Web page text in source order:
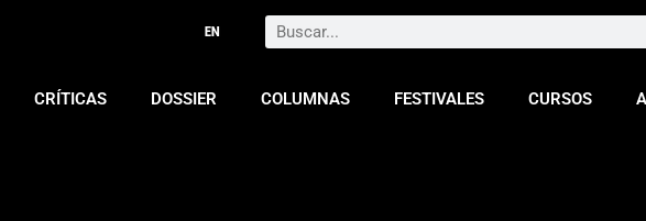
Search
CRÍTICAS DOSSIER COLUMNAS FESTIVALES CURSOS